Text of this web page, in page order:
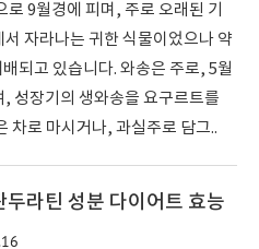
9월경에 피며, 주로 오래된 기
자라나는 귀한 식물이었으나 약
되고 있습니다. 와송은 주로, 5월
성장기의 생와송을 요구르트를
차로 마시거나, 과실주로 담그..
라틴 성분 다이어트 효능